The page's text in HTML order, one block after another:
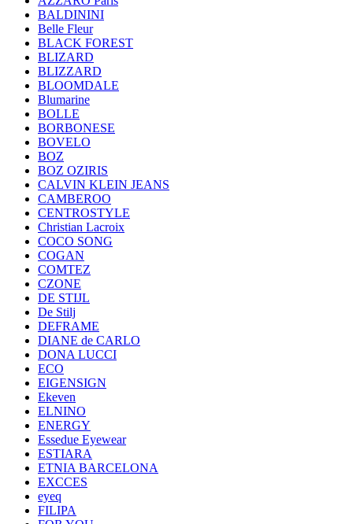
BALDININI
Belle Fleur
BLACK FOREST
BLIZARD
BLIZZARD
BLOOMDALE
Blumarine
BOLLE
BORBONESE
BOVELO
BOZ
BOZ OZIRIS
CALVIN KLEIN JEANS
CAMBEROO
CENTROSTYLE
Christian Lacroix
COCO SONG
COGAN
COMTEZ
CZONE
DE STIJL
De Stilj
DEFRAME
DIANE de CARLO
DONA LUCCI
ECO
EIGENSIGN
Ekeven
ELNINO
ENERGY
Essedue Eyewear
ESTIARA
ETNIA BARCELONA
EXCCES
eyeq
FILIPA